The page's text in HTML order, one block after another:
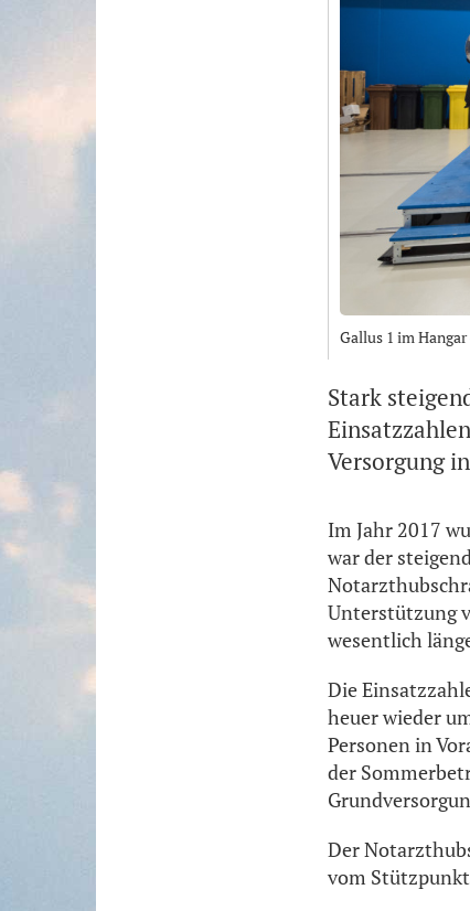
Gallus 1 im
Stark
Versorgung
Im Jahr 2017
war der
Unterstützung
wesentlich
Die
heuer wieder
Personen in
der
Der
vom